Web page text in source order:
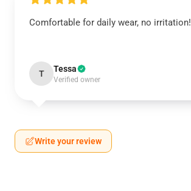
Comfortable for daily wear, no irritation!
T Tessa
Verified owner
Write your review